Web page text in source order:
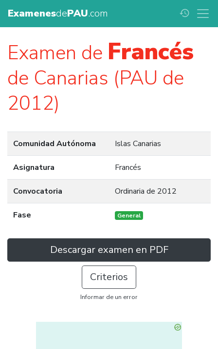
ExamenesdePAU.com history
Examen de Francés
de Canarias (PAU de
2012)
Comunidad Autónoma Islas Canarias
Asignatura Francés
Convocatoria Ordinaria de 2012
Fase General
Descargar examen en PDF
Criterios
Informar de un error